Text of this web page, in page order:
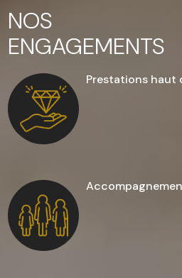
NOS
ENGAGEMENTS
Prestations haut